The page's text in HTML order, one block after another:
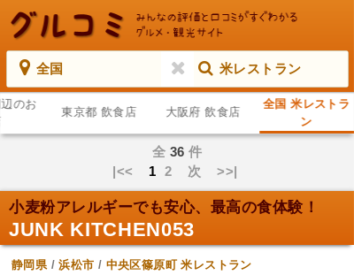
全国 米レストラン
のお
東京都 飲食店 大阪府 飲食店
全国 米レストラ
ン
全 36 件
|<< 1 2 次 >>|
小麦粉アレルギーでも安心、最高の食体験！
JUNK KITCHEN053
静岡県/浜松市 / 中央区篠原町 米レストラン